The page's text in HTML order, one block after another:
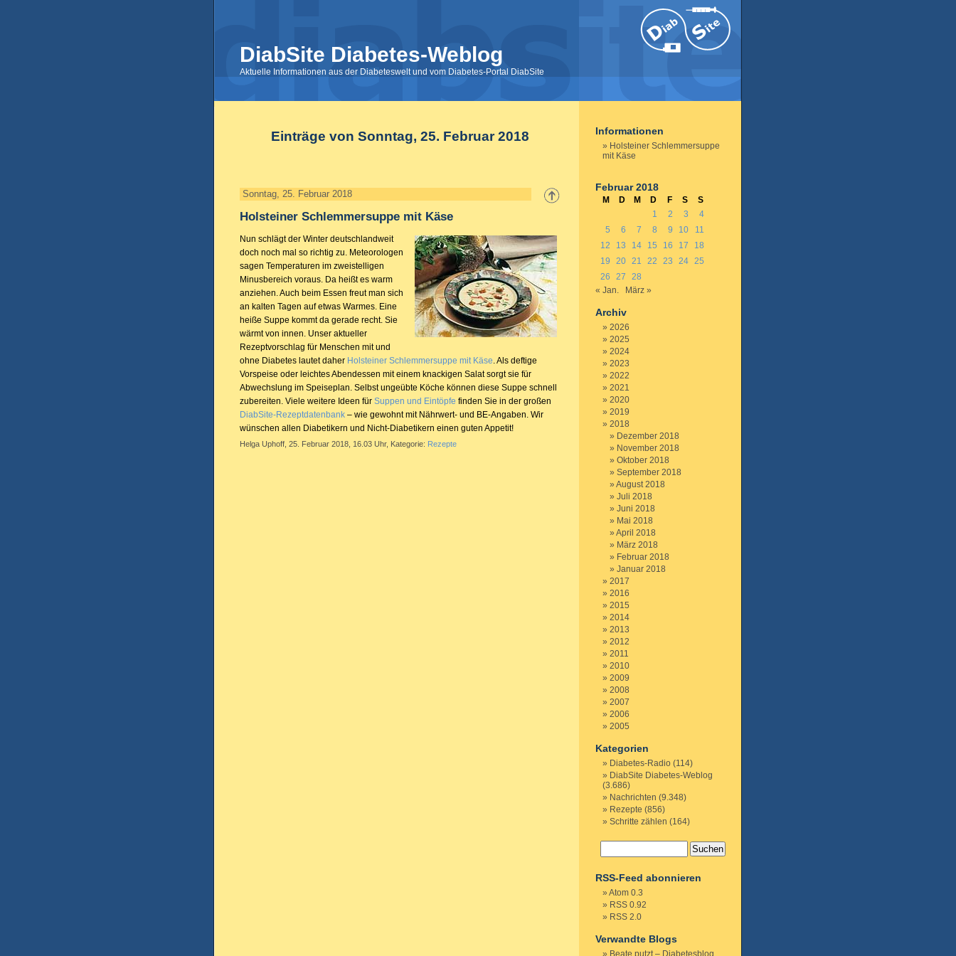
DiabSite Diabetes-Weblog
Aktuelle Informationen aus der Diabeteswelt und vom Diabetes-Portal DiabSite
Einträge von Sonntag, 25. Februar 2018
Sonntag, 25. Februar 2018
Holsteiner Schlemmersuppe mit Käse
Nun schlägt der Winter deutschlandweit
doch noch mal so richtig zu. Meteorologen
sagen Temperaturen im zweistelligen
Minusbereich voraus. Da heißt es warm
anziehen. Auch beim Essen freut man sich
an kalten Tagen auf etwas Warmes. Eine
heiße Suppe kommt da gerade recht. Sie
wärmt von innen. Unser aktueller
Rezeptvorschlag für Menschen mit und
ohne Diabetes lautet daher Holsteiner Schlemmersuppe mit Käse. Als deftige
Vorspeise oder leichtes Abendessen mit einem knackigen Salat sorgt sie für
Abwechslung im Speiseplan. Selbst ungeübte Köche können diese Suppe schnell
zubereiten. Viele weitere Ideen für Suppen und Eintöpfe finden Sie in der großen
DiabSite-Rezeptdatenbank – wie gewohnt mit Nährwert- und BE-Angaben. Wir
wünschen allen Diabetikern und Nicht-Diabetikern einen guten Appetit!
Helga Uphoff, 25. Februar 2018, 16.03 Uhr, Kategorie: Rezepte
Informationen
Holsteiner Schlemmersuppe
mit Käse
Februar 2018
M D M D F S
S
1
2 3
4
5
6 7 8 9 10
11
12
13 14 15 16 17
18
19
20 21 22 23 24 25
26
27
28
« Jan.
März »
Archiv
2026
2025
2024
2023
2022
2021
2020
2019
2018
Dezember 2018
November 2018
Oktober 2018
September 2018
August 2018
Juli 2018
Juni 2018
Mai 2018
April 2018
März 2018
Februar 2018
Januar 2018
2017
2016
2015
2014
2013
2012
2011
2010
2009
2008
2007
2006
2005
Kategorien
Diabetes-Radio (114)
DiabSite Diabetes-Weblog
(3.686)
Nachrichten (9.348)
Rezepte (856)
Schritte zählen (164)
RSS-Feed abonnieren
Atom 0.3
RSS 0.92
RSS 2.0
Verwandte Blogs
Beate putzt – Diabetesblog